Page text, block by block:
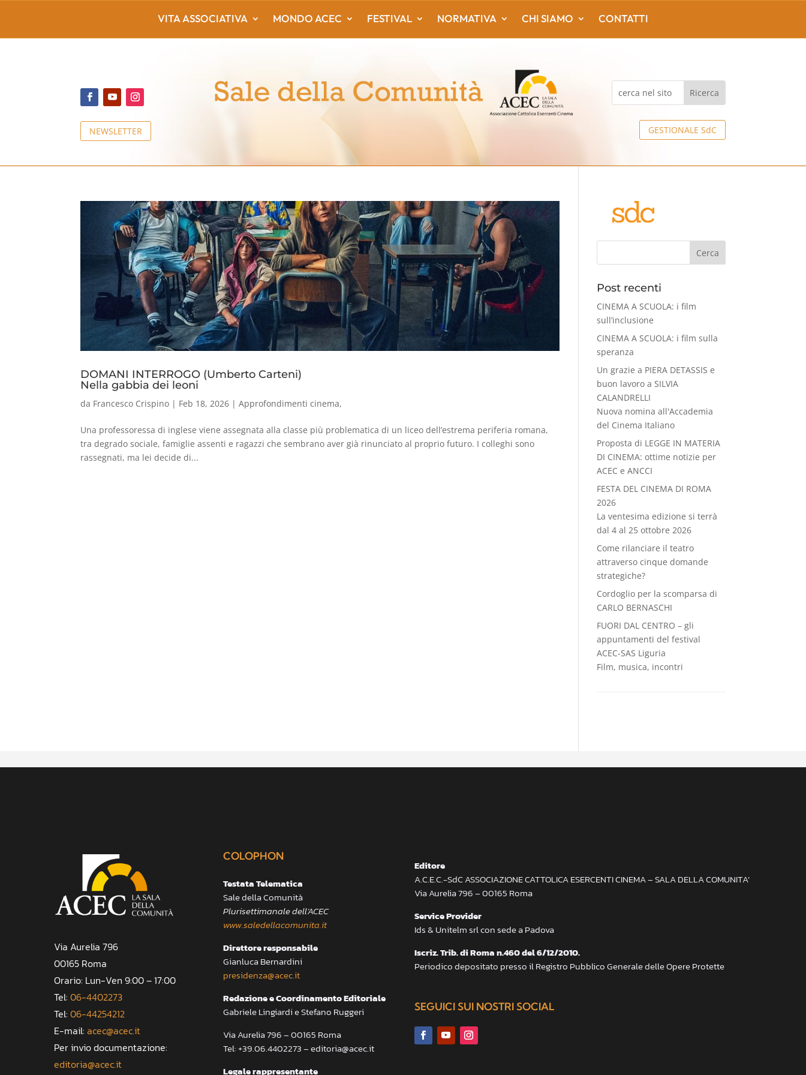
NEWSLETTER GESTIONALE SdC
VITA ASSOCIATIVA MONDO ACEC FESTIVAL NORMATIVA CHI SIAMO CONTATTI
DOMANI INTERROGO (Umberto Carteni)
Nella gabbia dei leoni
da Francesco Crispino | Feb 18, 2026 |Approfondimenti cinema,
Una professoressa di inglese viene assegnata alla classe più problematica di un liceo dell’estrema periferia romana,
tra degrado sociale, famiglie assenti e ragazzi che sembrano aver già rinunciato al proprio futuro. I colleghi sono
rassegnati, ma lei decide di...
Cerca
Post recenti
CINEMA A SCUOLA: i film
sull’inclusione
CINEMA A SCUOLA: i film sulla
speranza
Un grazie a PIERA DETASSIS e
buon lavoro a SILVIA
CALANDRELLI
Nuova nomina all'Accademia
del Cinema Italiano
Proposta di LEGGE IN MATERIA
DI CINEMA: ottime notizie per
ACEC e ANCCI
FESTA DEL CINEMA DI ROMA
2026
La ventesima edizione si terrà
dal 4 al 25 ottobre 2026
Come rilanciare il teatro
attraverso cinque domande
strategiche?
Cordoglio per la scomparsa di
CARLO BERNASCHI
FUORI DAL CENTRO – gli
appuntamenti del festival
ACEC-SAS Liguria
Film, musica, incontri
Via Aurelia 796
00165 Roma
Orario: Lun-Ven 9:00 – 17:00
Tel: 06-4402273
Tel: 06-44254212
E-mail: acec@acec.it
Per invio documentazione:
editoria@acec.it
COLOPHON
Testata Telematica
Sale della Comunità
Plurisettimanale dell’ACEC
www.saledellacomunita.it
Direttore responsabile
Gianluca Bernardini
presidenza@acec.it
Redazione e Coordinamento Editoriale
Gabriele Lingiardi e Stefano Ruggeri
Via Aurelia 796 – 00165 Roma
Tel: +39.06.4402273 – editoria@acec.it
Legale rappresentante
Editore
A.C.E.C.-SdC ASSOCIAZIONE CATTOLICA ESERCENTI CINEMA – SALA DELLA COMUNITA’
Via Aurelia 796 – 00165 Roma
Service Provider
Ids & Unitelm srl con sede a Padova
Iscriz. Trib. di Roma n.460 del 6/12/2010.
Periodico depositato presso il Registro Pubblico Generale delle Opere Protette
SEGUICI SUI NOSTRI SOCIAL